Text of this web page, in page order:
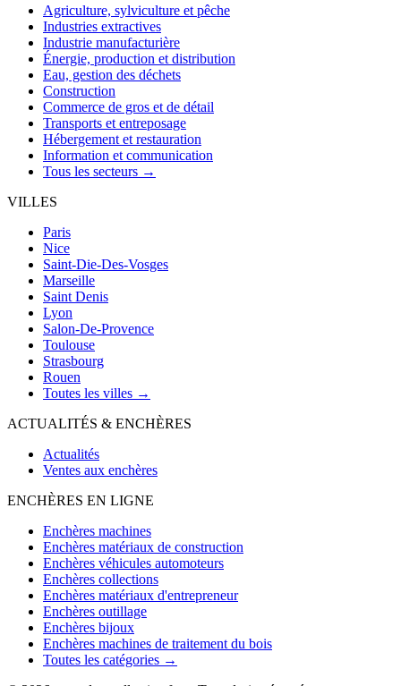
Agriculture, sylviculture et pêche
Industries extractives
Industrie manufacturière
Énergie, production et distribution
Eau, gestion des déchets
Construction
Commerce de gros et de détail
Transports et entreposage
Hébergement et restauration
Information et communication
Tous les secteurs →
VILLES
Paris
Nice
Saint-Die-Des-Vosges
Marseille
Saint Denis
Lyon
Salon-De-Provence
Toulouse
Strasbourg
Rouen
Toutes les villes →
ACTUALITÉS & ENCHÈRES
Actualités
Ventes aux enchères
ENCHÈRES EN LIGNE
Enchères machines
Enchères matériaux de construction
Enchères véhicules automoteurs
Enchères collections
Enchères matériaux d'entrepreneur
Enchères outillage
Enchères bijoux
Enchères machines de traitement du bois
Toutes les catégories →